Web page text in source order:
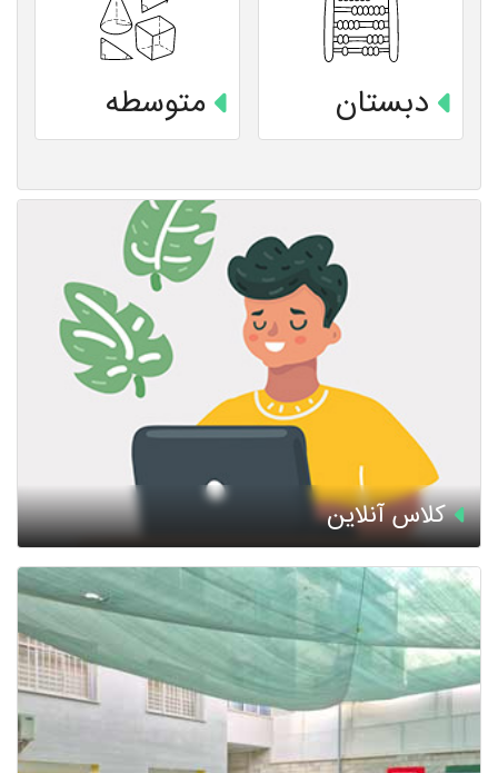
دبستان متوسطه
کلاس آنلاین